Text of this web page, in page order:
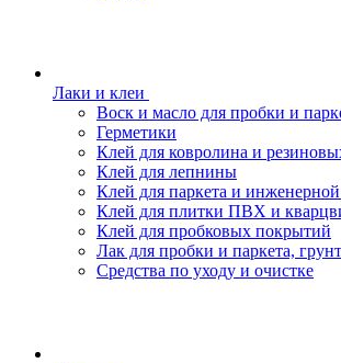
Лаки и клеи
Воск и масло для пробки и
Герметики
Клей для ковролина и
Клей для лепнины
Клей для паркета и
Клей для плитки ПВХ и
Клей для пробковых покрытий
Лак для пробки и паркета,
Средства по уходу и очистке